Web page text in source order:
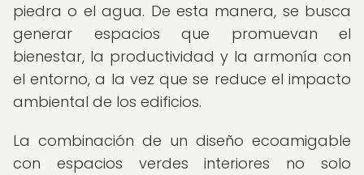
piedra o el agua. De esta manera, se busca
generar espacios que promuevan el
bienestar, la productividad y la armonía con
el entorno, a la vez que se reduce el impacto
ambiental de los edificios.
La combinación de un diseño ecoamigable
con espacios verdes interiores no solo